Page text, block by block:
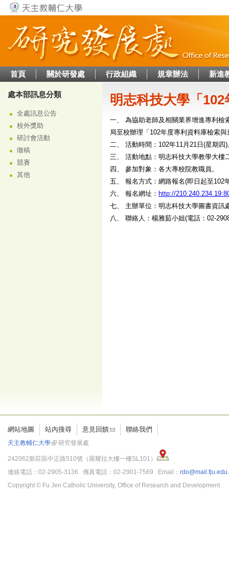
首頁 關於研發處 行政組織 規章辦法 新進
處本部訊息分類
全處訊息公告
校外獎助
研討會活動
徵稿
競賽
其他
明志科技大學「
一、 為協助老師及相關業界增進專利檢
局至校辦理「102年度專利資料庫檢索
二、 活動時間：102年11月21日(星期四
三、 活動地點：明志科技大學教學大樓
四、 參加對象：各大專校院教職員。
五、 報名方式：網路報名(即日起至102
六、 報名網址： http://
七、 主辦單位：明志科技大學圖書資訊
八、 聯絡人：楊雅茹小姐(電話：02-
網站地圖 站內搜尋 意見回饋 聯絡我們
天主教輔仁大學 研究發展處
242062新莊區中正路510號（羅耀拉大樓一樓SL101）
連絡電話：02-2905-3136 傳真電話：02-2901-7569 Email：
Copyright © Fu Jen Catholic University, Office of Research and Development